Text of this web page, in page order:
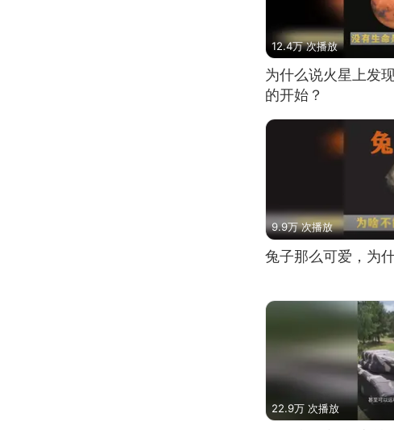
12.4万 次播放
为什么说火星上发
的开始？
9.9万 次播放
兔子那么可爱，为
22.9万 次播放